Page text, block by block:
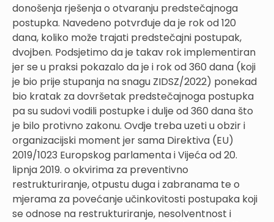
donošenja rješenja o otvaranju predstečajnoga
postupka. Navedeno potvrđuje da je rok od 120
dana, koliko može trajati predstečajni postupak,
dvojben. Podsjetimo da je takav rok implementiran
jer se u praksi pokazalo da je i rok od 360 dana (koji
je bio prije stupanja na snagu ZIDSZ/2022) ponekad
bio kratak za dovršetak predstečajnoga postupka
pa su sudovi vodili postupke i dulje od 360 dana što
je bilo protivno zakonu. Ovdje treba uzeti u obzir i
organizacijski moment jer sama Direktiva (EU)
2019/1023 Europskog parlamenta i Vijeća od 20.
lipnja 2019. o okvirima za preventivno
restrukturiranje, otpustu duga i zabranama te o
mjerama za povećanje učin­kovitosti postupaka koji
se odnose na restrukturiranje, ne­solventnost i